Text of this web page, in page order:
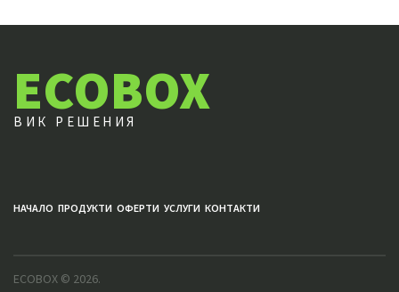
ECOBOX
ВИК РЕШЕНИЯ
НАЧАЛО ПРОДУКТИ ОФЕРТИ УСЛУГИ КОНТАКТИ
ECOBOX © 2026.